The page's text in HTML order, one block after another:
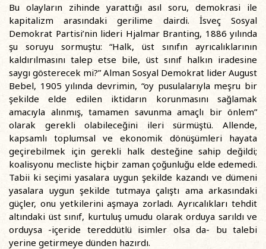
Bu olayların zihinde yarattığı asıl soru, demokrasi ile
kapitalizm arasındaki gerilime dairdi. İsveç Sosyal
Demokrat Partisi’nin lideri Hjalmar Branting, 1886 yılında
şu soruyu sormuştu: “Halk, üst sınıfın ayrıcalıklarının
kaldırılmasını talep etse bile, üst sınıf halkın iradesine
saygı gösterecek mi?” Alman Sosyal Demokrat lider August
Bebel, 1905 yılında devrimin, “oy pusulalarıyla meşru bir
şekilde elde edilen iktidarın korunmasını sağlamak
amacıyla alınmış, tamamen savunma amaçlı bir önlem”
olarak gerekli olabileceğini ileri sürmüştü. Allende,
kapsamlı toplumsal ve ekonomik dönüşümleri hayata
geçirebilmek için gerekli halk desteğine sahip değildi;
koalisyonu mecliste hiçbir zaman çoğunluğu elde edemedi.
Tabii ki seçimi yasalara uygun şekilde kazandı ve dümeni
yasalara uygun şekilde tutmaya çalıştı ama arkasındaki
güçler, onu yetkilerini aşmaya zorladı. Ayrıcalıkları tehdit
altındaki üst sınıf, kurtuluş umudu olarak orduya sarıldı ve
orduysa -içeride tereddütlü isimler olsa da- bu talebi
yerine getirmeye dünden hazırdı.